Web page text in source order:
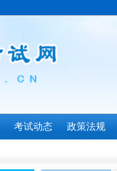
考试动态 政策法规